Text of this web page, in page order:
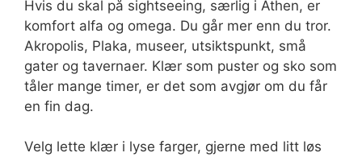
Hvis du skal på sightseeing, særlig i Athen, er
komfort alfa og omega. Du går mer enn du tror.
Akropolis, Plaka, museer, utsiktspunkt, små
gater og tavernaer. Klær som puster og sko som
tåler mange timer, er det som avgjør om du får
en fin dag.
Velg lette klær i lyse farger, gjerne med litt løs